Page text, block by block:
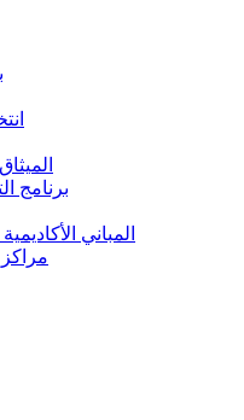
برنامج
المباني
مراكز